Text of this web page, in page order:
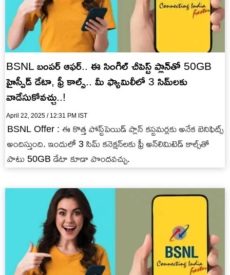
BSNL బంపర్ ఆఫర్.. ఈ సింగిల్ చీపెస్ట్ ప్లాన్‌తో 50GB
హైస్పీడ్ డేటా, ఫ్రీ కాల్స్.. మీ ఫ్యామిలీలో 3 సిమ్‌లకు
వాడేసుకోవచ్చు..!
April 22, 2025 / 12:31 PM IST
BSNL Offer : ఈ కొత్త పోస్ట్‌పెయిడ్ ప్లాన్ కస్టమర్లకు అనేక బెనిఫిట్స్
అందిస్తుంది. ఇందులో 3 సిమ్ కనెక్షన్‌లకు ఫ్రీ అన్‌లిమిటెడ్ కాల్స్‌తో
పాటు 50GB డేటా కూడా పొందవచ్చు.